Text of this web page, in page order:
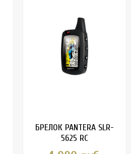
БРЕЛОК PANTERA SLR-
5625 RC